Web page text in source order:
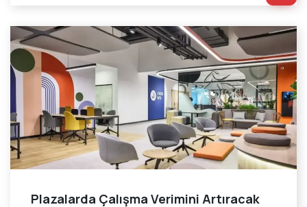
Plazalarda Çalışma Verimini Artıracak